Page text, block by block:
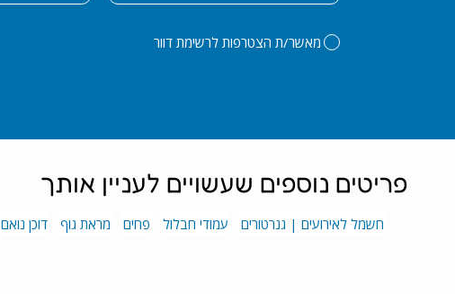
מאשר/ת הצטרפות לרשימת דוור
חשמל לאירועים | גנרטורים עמודי חבלול פחים מראת גוף דוכן נואם
פריטים נוספים שעשויים לעניין אותך